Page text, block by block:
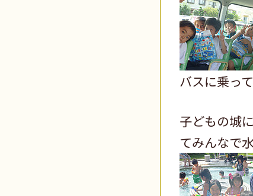
バスに乗っ
子どもの城
てみんなで